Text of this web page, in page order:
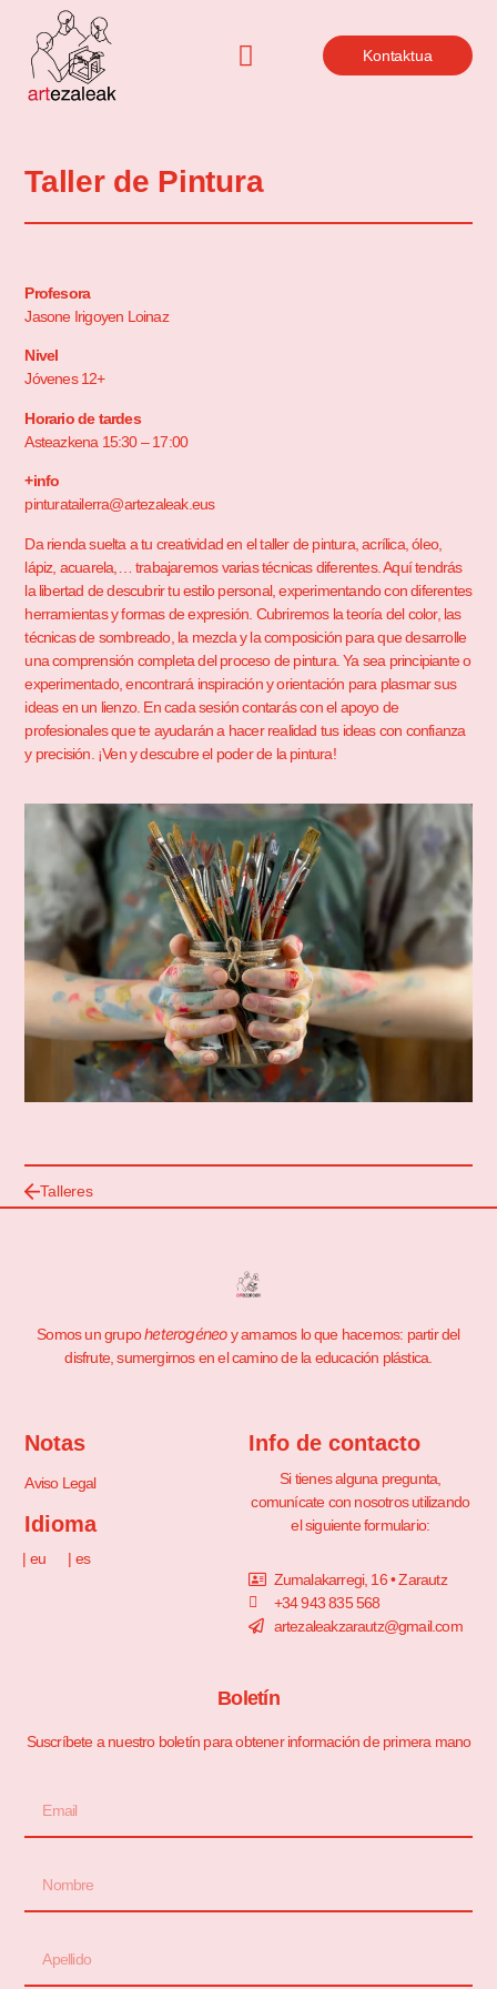
Kontaktua
Taller de Pintura
Profesora
Jasone Irigoyen Loinaz
Nivel
Jóvenes 12+
Horario de tardes
Asteazkena 15:30 – 17:00
+info
pinturatailerra@artezaleak.eus
Da rienda suelta a tu creatividad en el taller de pintura, acrílica, óleo,
lápiz, acuarela,… trabajaremos varias técnicas diferentes. Aquí tendrás
la libertad de descubrir tu estilo personal, experimentando con diferentes
herramientas y formas de expresión. Cubriremos la teoría del color, las
técnicas de sombreado, la mezcla y la composición para que desarrolle
una comprensión completa del proceso de pintura. Ya sea principiante o
experimentado, encontrará inspiración y orientación para plasmar sus
ideas en un lienzo. En cada sesión contarás con el apoyo de
profesionales que te ayudarán a hacer realidad tus ideas con confianza
y precisión. ¡Ven y descubre el poder de la pintura!
Talleres
Somos un grupoheterogéneoy amamos lo que hacemos: partir del
disfrute, sumergirnos en el camino de la educación plástica.
Notas
Aviso Legal
Idioma
| eu | es
Info de contacto
Si tienes alguna pregunta,
comunícate con nosotros utilizando
el siguiente formulario:
Zumalakarregi, 16 • Zarautz
+34 943 835 568
artezaleakzarautz@gmail.com
Boletín
Suscríbete a nuestro boletín para obtener información de primera mano